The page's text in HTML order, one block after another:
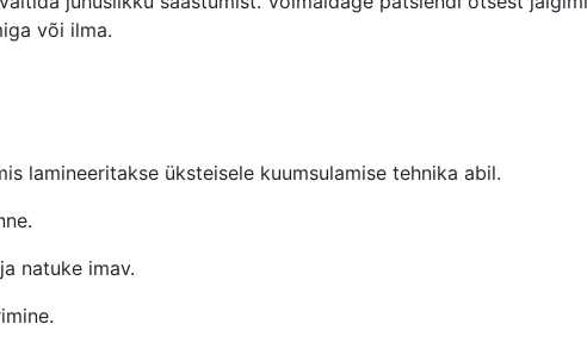
või ilma.
lamineeritakse üksteisele kuumsulamise tehnika abil.
natuke imav.